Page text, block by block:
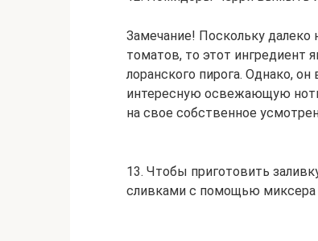
Замечание! Поскольку
томатов, то этот ингредиент
лоранского пирога. Однако,
интересную освежающую
на свое собственное
13. Чтобы приготовить
сливками с помощью миксера